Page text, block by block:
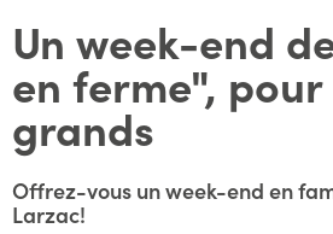
Un week-end
en ferme",
grands
Offrez-vous un week-end en
Larzac!